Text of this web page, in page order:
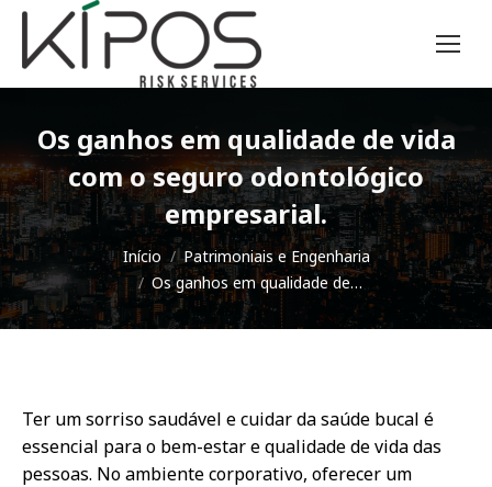
Os ganhos em qualidade de vida
com o seguro odontológico
empresarial.
Você está aqui:
Início
Patrimoniais e Engenharia
Os ganhos em qualidade de…
Ter um sorriso saudável e cuidar da saúde bucal é
essencial para o bem-estar e qualidade de vida das
pessoas. No ambiente corporativo, oferecer um